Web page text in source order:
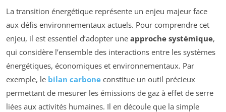
La transition énergétique représente un enjeu majeur face
aux défis environnementaux actuels. Pour comprendre cet
enjeu, il est essentiel d’adopter une approche systémique,
qui considère l’ensemble des interactions entre les systèmes
énergétiques, économiques et environnementaux. Par
exemple, le bilan carbone constitue un outil précieux
permettant de mesurer les émissions de gaz à effet de serre
liées aux activités humaines. Il en découle que la simple